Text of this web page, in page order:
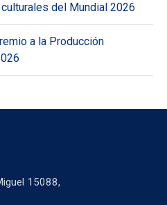
del Mundial 2026
a la Producción
15088,